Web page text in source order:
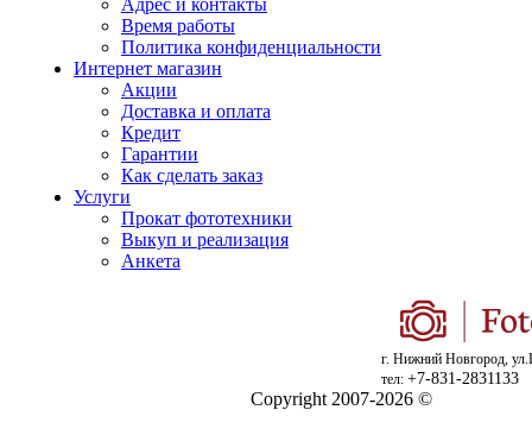
Адрес и контакты
Время работы
Политика конфиденциальности
Интернет магазин
Акции
Доставка и оплата
Кредит
Гарантии
Как сделать заказ
Услуги
Прокат фототехники
Выкуп и реализация
Анкета
г. Нижний Новгород,
тел: +7-831-2831133
Copyright 2007-2026 ©